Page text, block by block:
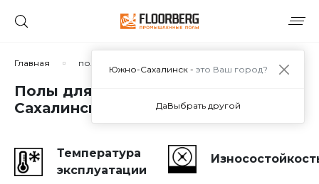
Главная полы для склада
Полы для склада в Южно-
Сахалинске
Температура
эксплуатации
Южно-Сахалинск - это Ваш город?
ДаВыбрать другой